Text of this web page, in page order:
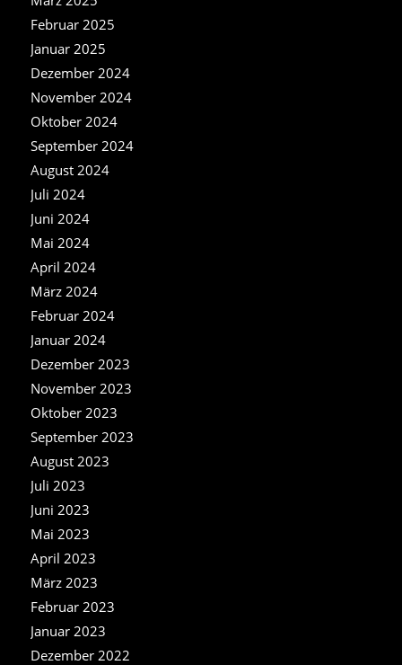
Februar 2025
Januar 2025
Dezember 2024
November 2024
Oktober 2024
September 2024
August 2024
Juli 2024
Juni 2024
Mai 2024
April 2024
März 2024
Februar 2024
Januar 2024
Dezember 2023
November 2023
Oktober 2023
September 2023
August 2023
Juli 2023
Juni 2023
Mai 2023
April 2023
März 2023
Februar 2023
Januar 2023
Dezember 2022